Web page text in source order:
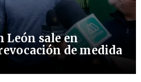
León sale en
de medida